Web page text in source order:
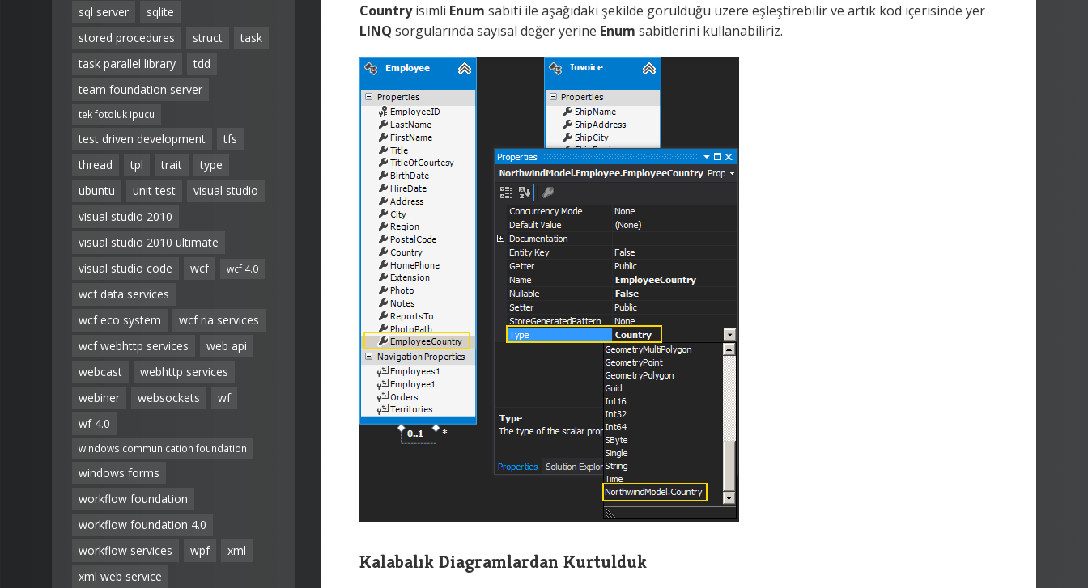
sql server
sqlite
stored procedures
struct
task
task parallel library
tdd
team foundation server
tek fotoluk ipucu
test driven development
tfs
thread
tpl trait
type
ubuntu
unit test
visual studio
visual studio 2010
visual studio 2010 ultimate
visual studio code
wcf wcf 4.0
wcf data services
wcf eco system
wcf ria services
wcf webhttp services
web api
webcast
webhttp services
webiner
websockets
wf
wf 4.0
windows communication foundation
windows forms
workflow foundation
workflow foundation 4.0
workflow services
wpf
xml
xml web service
Countryisimli Enum sabiti ile aşağıdaki şekilde görüldüğü üzere eşleştirebilir ve artık kod içerisinde yer
LINQ sorgularında sayısal değer yerine Enum sabitlerini kullanabiliriz.
Kalabalık Diagramlardan Kurtulduk